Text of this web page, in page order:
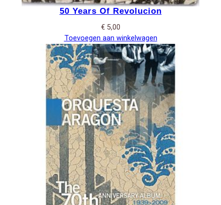
50 Years Of Revolucion
€ 5,00
Toevoegen aan winkelwagen